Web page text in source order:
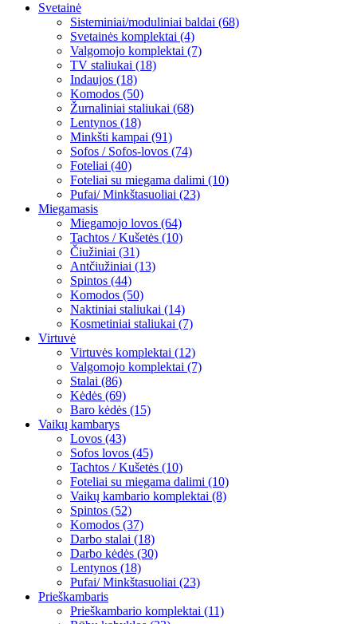
Svetainė
Sisteminiai/moduliniai baldai (68)
Svetainės komplektai (4)
Valgomojo komplektai (7)
TV staliukai (18)
Indaujos (18)
Komodos (50)
Žurnaliniai staliukai (68)
Lentynos (18)
Minkšti kampai (91)
Sofos / Sofos-lovos (74)
Foteliai (40)
Foteliai su miegama dalimi (10)
Pufai/ Minkštasuoliai (23)
Miegamasis
Miegamojo lovos (64)
Tachtos / Kušetės (10)
Čiužiniai (31)
Antčiužiniai (13)
Spintos (44)
Komodos (50)
Naktiniai staliukai (14)
Kosmetiniai staliukai (7)
Virtuvė
Virtuvės komplektai (12)
Valgomojo komplektai (7)
Stalai (86)
Kėdės (69)
Baro kėdės (15)
Vaikų kambarys
Lovos (43)
Sofos lovos (45)
Tachtos / Kušetės (10)
Foteliai su miegama dalimi (10)
Vaikų kambario komplektai (8)
Spintos (52)
Komodos (37)
Darbo stalai (18)
Darbo kėdės (30)
Lentynos (18)
Pufai/ Minkštasuoliai (23)
Prieškambaris
Prieškambario komplektai (11)